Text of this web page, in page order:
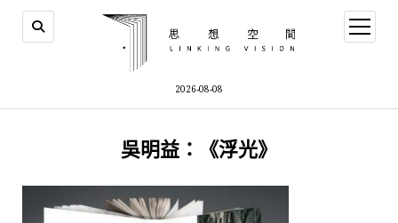
2026-08-08
open
menu
吳明益：《浮光》